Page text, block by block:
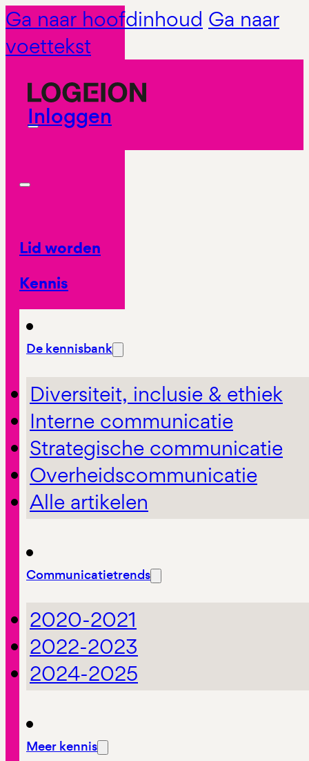
Ga naar hoofdinhoud Ga naar
voettekst
Inloggen
Lid worden
Kennis
De kennisbank
Diversiteit, inclusie & ethiek
Interne communicatie
Strategische communicatie
Overheidscommunicatie
Alle artikelen
Communicatietrends
2020-2021
2022-2023
2024-2025
Meer kennis